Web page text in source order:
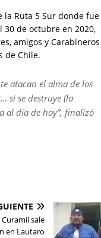
la Ruta 5 Sur donde fue
30 de octubre en 2020,
amigos y Carabineros
de Chile.
atacan el alma de los
si se destruye (la
al día de hoy”, finalizó
sale
en Lautaro